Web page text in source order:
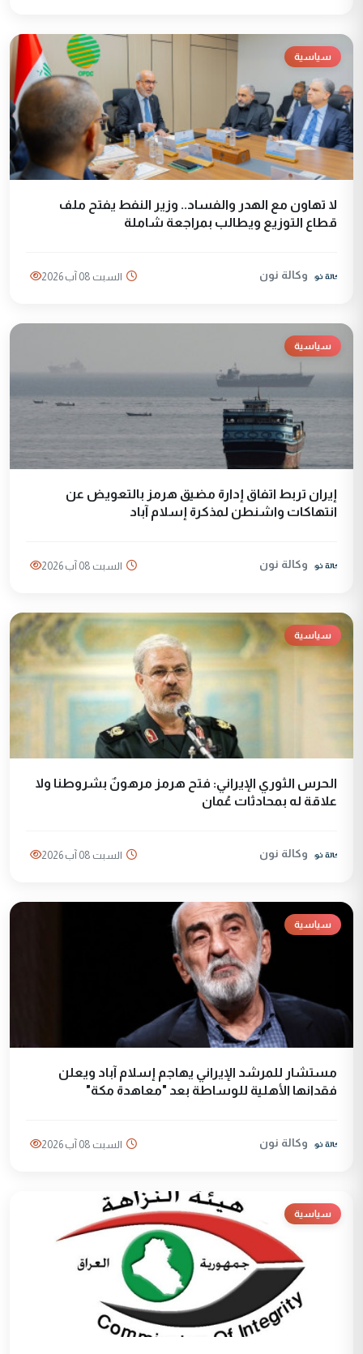
سياسية
لا تهاون مع الهدر والفساد.. وزير النفط يفتح ملف
قطاع التوزيع ويطالب بمراجعة شاملة
وكالة نون السبت 08 آب 2026
سياسية
إيران تربط اتفاق إدارة مضيق هرمز بالتعويض عن
انتهاكات واشنطن لمذكرة إسلام آباد
وكالة نون السبت 08 آب 2026
سياسية
الحرس الثوري الإيراني: فتح هرمز مرهونٌ بشروطنا ولا
علاقة له بمحادثات عُمان
وكالة نون السبت 08 آب 2026
سياسية
مستشار للمرشد الإيراني يهاجم إسلام آباد ويعلن
فقدانها الأهلية للوساطة بعد "معاهدة مكة"
وكالة نون السبت 08 آب 2026
سياسية